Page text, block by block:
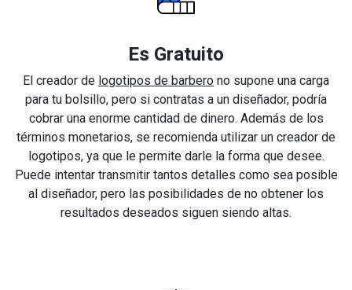
Es Gratuito
El creador de logotipos de barbero no supone una carga
para tu bolsillo, pero si contratas a un diseñador, podría
cobrar una enorme cantidad de dinero. Además de los
términos monetarios, se recomienda utilizar un creador de
logotipos, ya que le permite darle la forma que desee.
Puede intentar transmitir tantos detalles como sea posible
al diseñador, pero las posibilidades de no obtener los
resultados deseados siguen siendo altas.